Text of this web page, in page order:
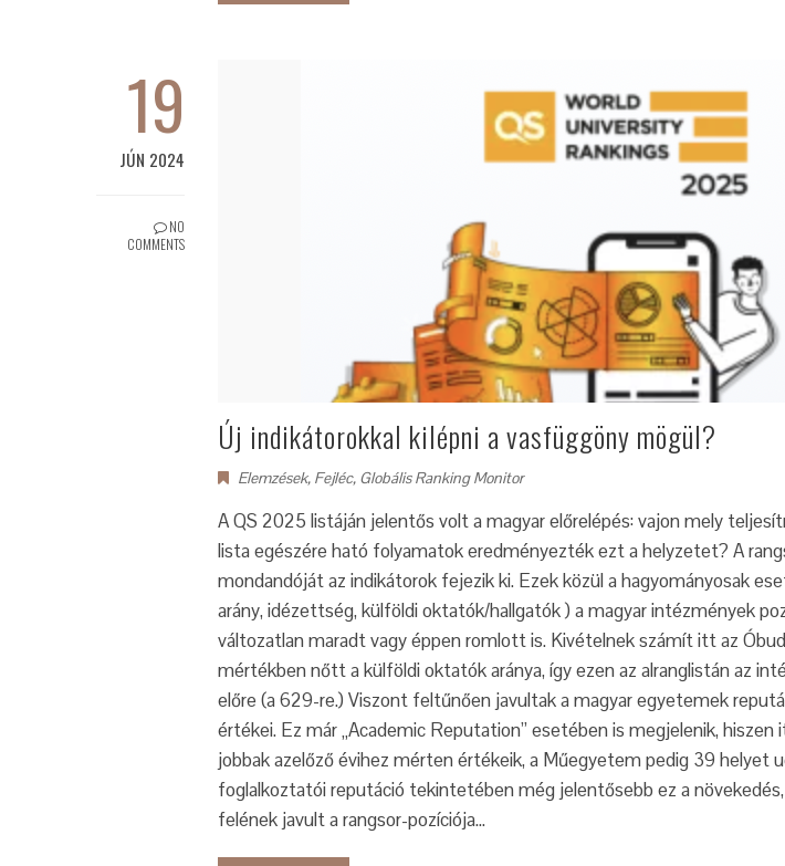
19
JÚN 2024
NO
COMMENTS
Új indikátorokkal kilépni a vasfüggöny mögül?
Elemzések, Fejléc, Globális Ranking Monitor
A QS 2025 listáján jelentős volt a magyar előrelépés: vajon mely
lista egészére ható folyamatok eredményezték ezt a helyzetet? A
mondandóját az indikátorok fejezik ki. Ezek közül a hagyományosak
arány, idézettség, külföldi oktatók/hallgatók ) a magyar intézmények
változatlan maradt vagy éppen romlott is. Kivételnek számít itt az
mértékben nőtt a külföldi oktatók aránya, így ezen az alranglistán az
előre (a 629-re.) Viszont feltűnően javultak a magyar egyetemek
értékei. Ez már „Academic Reputation” esetében is megjelenik,
jobbak azelőző évihez mérten értékeik, a Műegyetem pedig 39 helyet
foglalkoztatói reputáció tekintetében még jelentősebb ez a
felének javult a rangsor-pozíciója…